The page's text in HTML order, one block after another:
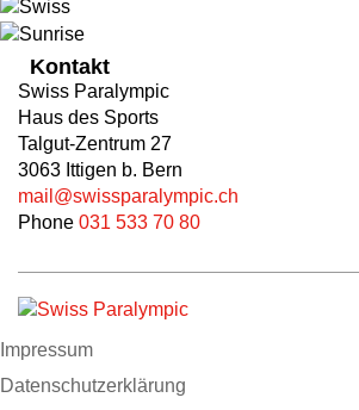
Kontakt
Swiss Paralympic
Haus des Sports
Talgut-Zentrum 27
3063 Ittigen b. Bern
mail@swissparalympic.ch
Phone 031 533 70 80
Impressum
Datenschutzerklärung